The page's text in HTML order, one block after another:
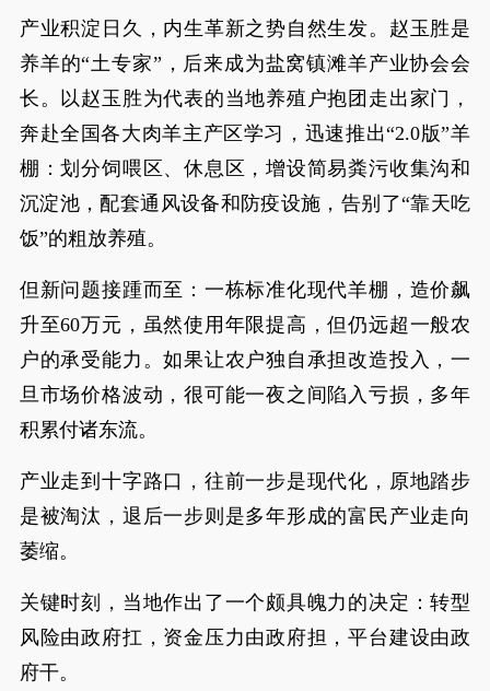
产业积淀日久，内生革新之势自然生发。赵玉胜是
养羊的“土专家”，后来成为盐窝镇滩羊产业协会会
长。以赵玉胜为代表的当地养殖户抱团走出家门，
奔赴全国各大肉羊主产区学习，迅速推出“2.0版”羊
棚：划分饲喂区、休息区，增设简易粪污收集沟和
沉淀池，配套通风设备和防疫设施，告别了“靠天吃
饭”的粗放养殖。
但新问题接踵而至：一栋标准化现代羊棚，造价飙
升至60万元，虽然使用年限提高，但仍远超一般农
户的承受能力。如果让农户独自承担改造投入，一
旦市场价格波动，很可能一夜之间陷入亏损，多年
积累付诸东流。
产业走到十字路口，往前一步是现代化，原地踏步
是被淘汰，退后一步则是多年形成的富民产业走向
萎缩。
关键时刻，当地作出了一个颇具魄力的决定：转型
风险由政府扛，资金压力由政府担，平台建设由政
府干。